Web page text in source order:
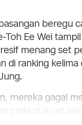
beregu
Toh Ee Wei
menang set
di ranking kelima
mereka gagal